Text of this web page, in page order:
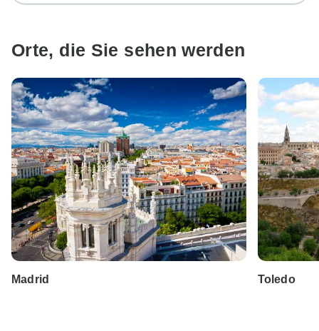
Orte, die Sie sehen werden
Madrid Toledo